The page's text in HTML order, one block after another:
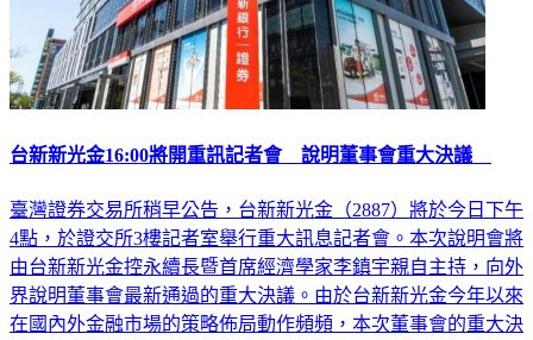
台新新光金16:00將開重訊記者會 說明董事會重大決議
臺灣證券交易所稍早公告，台新新光金（2887）將於今日下午
4點，於證交所3樓記者室舉行重大訊息記者會。本次說明會將
由台新新光金控永續長暨首席經濟學家李鎮宇親自主持，向外
界說明董事會最新通過的重大決議。由於台新新光金今年以來
在國內外金融市場的策略佈局動作頻頻，本次董事會的重大決